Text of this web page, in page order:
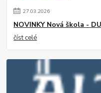
27.03.2026
NOVINKY Nová škola -
číst celé